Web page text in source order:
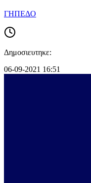
ΓΗΠΕΔΟ
Δημοσιευτηκε:
06-09-2021 16:51